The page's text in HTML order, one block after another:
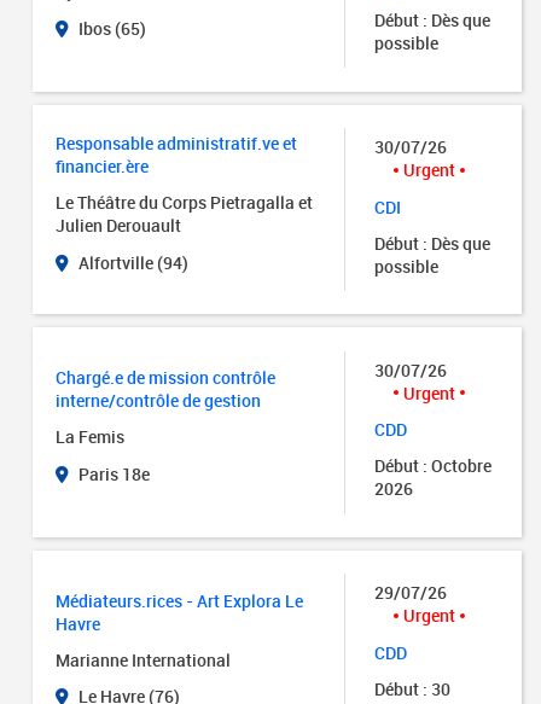
Ibos (65)
Début : Dès que
possible
Responsable administratif.ve et
financier.ère
Le Théâtre du Corps Pietragalla et
Julien Derouault
Alfortville (94)
30/07/26
Urgent
CDI
Début : Dès que
possible
Chargé.e de mission contrôle
interne/contrôle de gestion
La Femis
Paris 18e
30/07/26
Urgent
CDD
Début : Octobre
2026
Médiateurs.rices - Art Explora Le
Havre
Marianne International
Le Havre (76)
29/07/26
Urgent
CDD
Début : 30